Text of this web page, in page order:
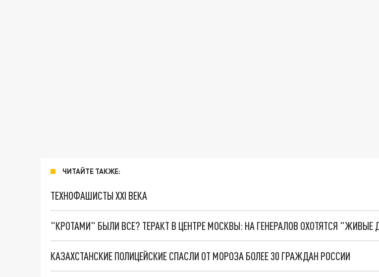
ЧИТАЙТЕ ТАКЖЕ:
ТЕХНОФАШИСТЫ XXI ВЕКА
"КРОТАМИ" БЫЛИ ВСЕ? ТЕРАКТ В ЦЕНТРЕ МОСКВЫ: НА ГЕНЕРАЛОВ ОХОТЯТСЯ "ЖИВЫЕ
КАЗАХСТАНСКИЕ ПОЛИЦЕЙСКИЕ СПАСЛИ ОТ МОРОЗА БОЛЕЕ 30 ГРАЖДАН РОССИИ